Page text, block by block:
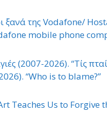
ξανά της Vodafone/
mobile phone
(2007-2026). “Τίς
“Who is to blame?”
Teaches Us to Forgive